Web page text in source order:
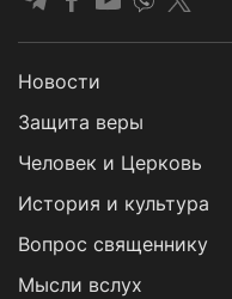
Новости
Защита веры
Человек и Церковь
История и культура
Вопрос священнику
Мысли вслух